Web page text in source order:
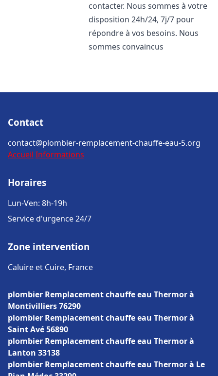
contacter. Nous sommes à votre
disposition 24h/24, 7j/7 pour
répondre à vos besoins. Nous
sommes convaincus
Contact
contact@plombier-remplacement-chauffe-eau-5.org
Accueil Informations
Horaires
Lun-Ven: 8h-19h
Service d'urgence 24/7
Zone intervention
Caluire et Cuire, France
plombier Remplacement chauffe eau Thermor à
Montivilliers 76290
plombier Remplacement chauffe eau Thermor à
Saint Avé 56890
plombier Remplacement chauffe eau Thermor à
Lanton 33138
plombier Remplacement chauffe eau Thermor à Le